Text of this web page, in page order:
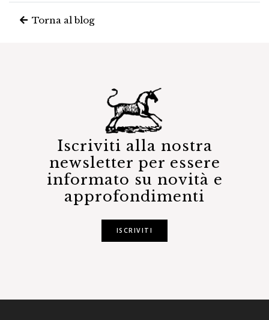
Torna al blog
Iscriviti alla nostra
newsletter per essere
informato su novità e
approfondimenti
ISCRIVITI